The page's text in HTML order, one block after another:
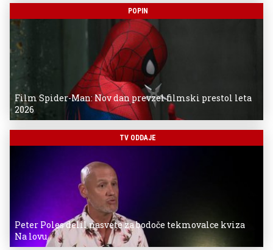
POPIN
Film Spider-Man: Nov dan prevzel filmski prestol leta
2026
TV ODDAJE
Peter Poles delil nasvete za bodoče tekmovalce kviza
Na lovu